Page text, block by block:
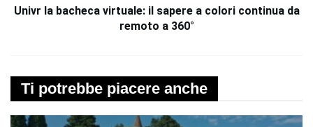
Univr la bacheca virtuale: il sapere a colori continua da
remoto a 360°
Ti potrebbe piacere anche